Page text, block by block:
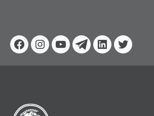
Facebook
Instagram
YoutubeTelegram
Linkedin
Twitter